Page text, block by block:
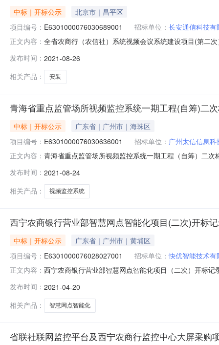
中标｜开标公示
北京市｜昌平区
项目编号： E6301000076030689001 招标单位： 长安通信科技有
正文内容： 全省农商行（农信社）系统视频会议系统建设项目(第二
装调试。日历天;质量要求:;保证金金额:0.00元,投标文件
发布时间： 2021-08-26
相关产品：
安装
青海省重点监管场所视频监控系统一期工程(自筹)二
中标｜开标公示
广东省｜广州市｜海珠区
项目编号： E6301000076030636001 招标单位： 广州太信信息
正文内容： 青海省重点监管场所视频监控系统一期工程（自筹）二
日历天;质量要求:;保证金金额:12000.00元,投标文件递
发布时间： 2021-08-24
相关产品：
视频监控系统
西宁农商银行营业部智慧网点智能化项目(二次)开标
中标｜开标公示
广东省｜广州市｜黄埔区
项目编号： E6301000076028027001 招标单位： 快优智能技术有
正文内容： 西宁农商银行营业部智慧网点智能化项目（二次）开标
保证金金额:4.00元,投标文件递交时间
发布时间： 2021-04-20
相关产品：
智慧网点智能化
省联社联网监控平台及西宁农商行监控中心大屏采购